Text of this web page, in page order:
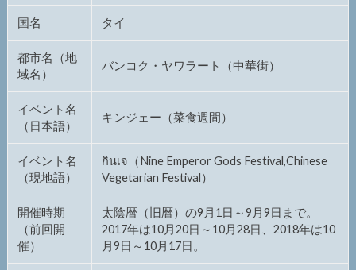
国名 タイ
都市名（地
域名）
バンコク・ヤワラート（中華街）
イベント名
（日本語）
キンジェー（菜食週間）
イベント名
（現地語）
กินเจ（Nine Emperor Gods Festival,Chinese
Vegetarian Festival）
開催時期
（前回開
催）
太陰暦（旧暦）の9月1日～9月9日まで。
2017年は10月20日～10月28日、2018年は10
月9日～10月17日。